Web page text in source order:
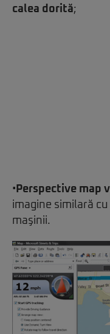
calea dorită;
• Perspective map
imagine similară
maşinii.